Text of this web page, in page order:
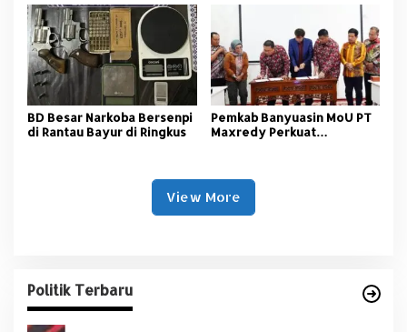
BD Besar Narkoba Bersenpi
di Rantau Bayur di Ringkus
Pemkab Banyuasin MoU PT
Maxredy Perkuat
View More
Politik Terbaru